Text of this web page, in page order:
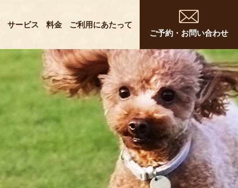
サービス 料金
ご利用にあたって
ご予約・お問い合わせ